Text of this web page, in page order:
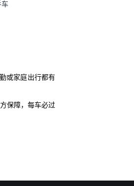
车
或家庭出行都有
保障，每车必过